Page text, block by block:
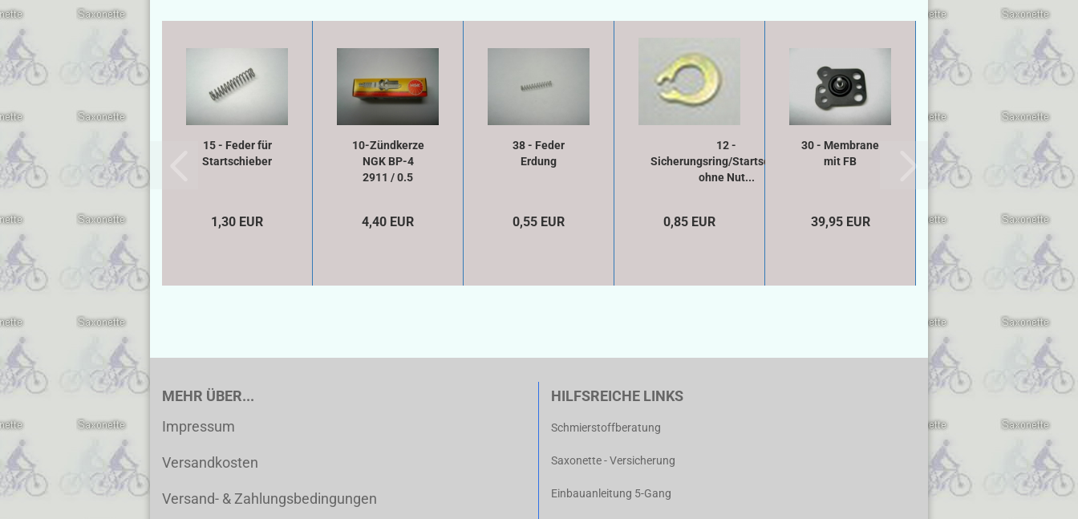
15 - Feder für
Startschieber
1,30 EUR
10-Zündkerze
NGK BP-4
2911 / 0.5
4,40 EUR
38 - Feder
Erdung
0,55 EUR
12 -
Sicherungsring/Startschieber
ohne Nut...
0,85 EUR
30 - Membrane
mit FB
39,95 EUR
MEHR ÜBER...
Impressum
Versandkosten
Versand- & Zahlungsbedingungen
HILFSREICHE LINKS
Schmierstoffberatung
Saxonette - Versicherung
Einbauanleitung 5-Gang